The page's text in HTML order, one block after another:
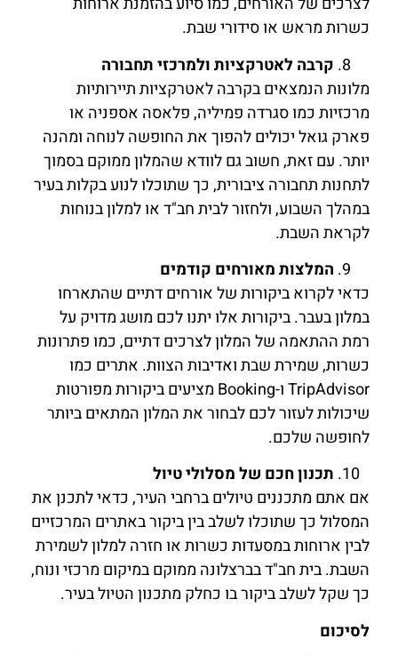
כשרות מראש או סידורי שבת.
קרבה לאטרקציות ולמרכזי תחבורה
מלונות הנמצאים בקרבה לאטרקציות תיירותיות
מרכזיות כמו סגרדה פמיליה, פלאסה אספניה או
פארק גואל יכולים להפוך את החופשה לנוחה ומהנה
יותר. עם זאת, חשוב גם לוודא שהמלון ממוקם בסמוך
לתחנות תחבורה ציבורית, כך שתוכלו לנוע בקלות בעיר
במהלך השבוע, ולחזור לבית חב"ד או למלון בנוחות
לקראת השבת.
המלצות מאורחים קודמים
כדאי לקרוא ביקורות של אורחים דתיים שהתארחו
במלון בעבר. ביקורות אלו יתנו לכם מושג מדויק על
רמת ההתאמה של המלון לצרכים דתיים, כמו פתרונות
כשרות, שמירת שבת ואדיבות הצוות. אתרים כמו
TripAdvisor ו-Booking מציעים ביקורות מפורטות
שיכולות לעזור לכם לבחור את המלון המתאים ביותר
לחופשה שלכם.
תכנון חכם של מסלולי טיול
אם אתם מתכננים טיולים ברחבי העיר, כדאי לתכנן את
המסלול כך שתוכלו לשלב בין ביקור באתרים המרכזיים
לבין ארוחות במסעדות כשרות או חזרה למלון לשמירת
השבת. בית חב"ד בברצלונה ממוקם במיקום מרכזי ונוח,
כך שקל לשלב ביקור בו כחלק מתכנון הטיול בעיר.
לסיכום